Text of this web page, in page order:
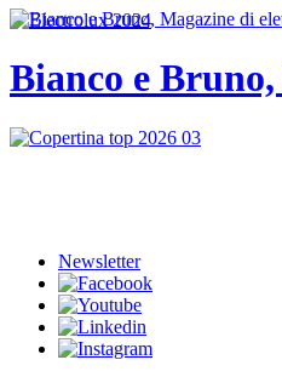
Bianco e
Newsletter